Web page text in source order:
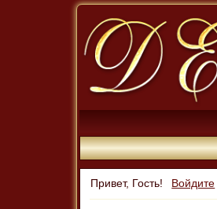
Привет, Гость! Войдите